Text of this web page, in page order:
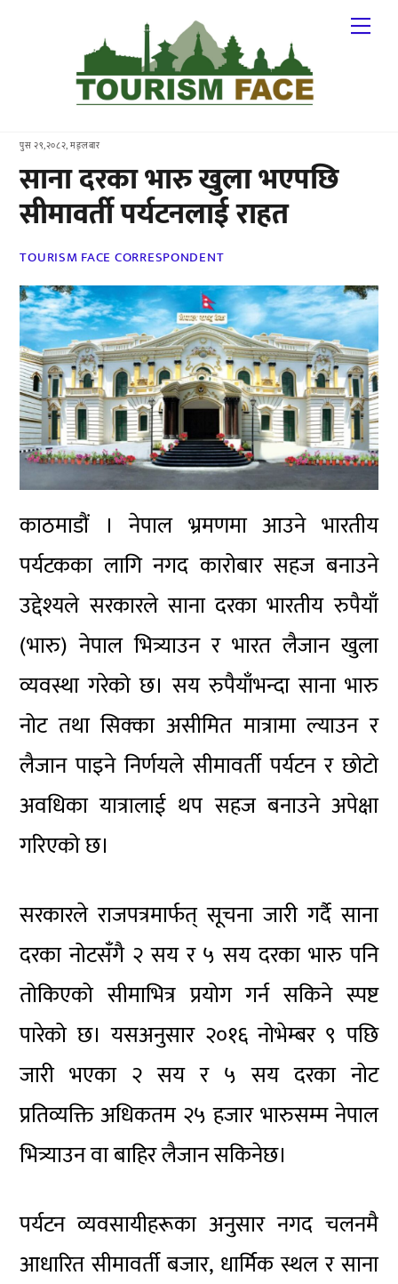
पुस २९,२०८२, मङ्लबार
साना दरका भारु खुला भएपछि
सीमावर्ती पर्यटनलाई राहत
TOURISM FACE CORRESPONDENT
काठमाडौं । नेपाल भ्रमणमा आउने भारतीय
पर्यटकका लागि नगद कारोबार सहज बनाउने
उद्देश्यले सरकारले साना दरका भारतीय रुपैयाँ
(भारु) नेपाल भित्र्याउन र भारत लैजान खुला
व्यवस्था गरेको छ। सय रुपैयाँभन्दा साना भारु
नोट तथा सिक्का असीमित मात्रामा ल्याउन र
लैजान पाइने निर्णयले सीमावर्ती पर्यटन र छोटो
अवधिका यात्रालाई थप सहज बनाउने अपेक्षा
गरिएको छ।
सरकारले राजपत्रमार्फत् सूचना जारी गर्दै साना
दरका नोटसँगै २ सय र ५ सय दरका भारु पनि
तोकिएको सीमाभित्र प्रयोग गर्न सकिने स्पष्ट
पारेको छ। यसअनुसार २०१६ नोभेम्बर ९ पछि
जारी भएका २ सय र ५ सय दरका नोट
प्रतिव्यक्ति अधिकतम २५ हजार भारुसम्म नेपाल
भित्र्याउन वा बाहिर लैजान सकिनेछ।
पर्यटन व्यवसायीहरूका अनुसार नगद चलनमै
आधारित सीमावर्ती बजार, धार्मिक स्थल र साना